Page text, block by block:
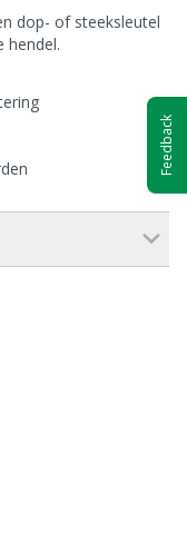
dop- of steeksleutel
hendel.
Feedback